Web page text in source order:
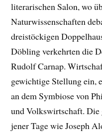
literarischen Salon, wo
Naturwissenschaften
dreistöckigen
Döbling verkehrten die
Rudolf Carnap.
gewichtige Stellung ein,
an dem Symbiose von
und Volkswirtschaft.
jener Tage wie Joseph